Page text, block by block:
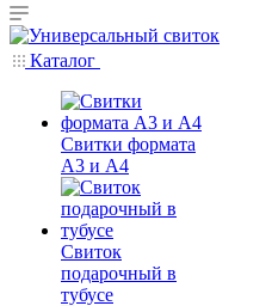
Каталог
Свитки формата
А3 и А4
Свиток
подарочный в
тубусе